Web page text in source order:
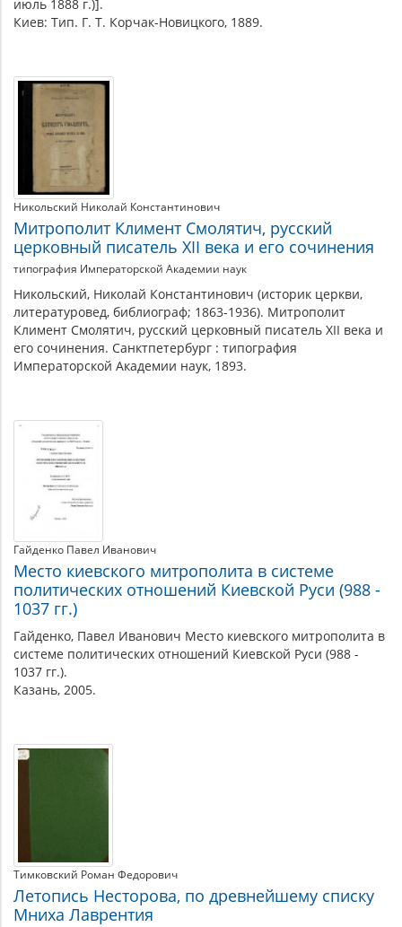
июль 1888 г.)].
Киев: Тип. Г. Т. Корчак-Новицкого, 1889.
Никольский Николай Константинович
Митрополит Климент Смолятич, русский
церковный писатель XII века и его сочинения
типография Императорской Академии наук
Никольский, Николай Константинович (историк церкви,
литературовед, библиограф; 1863-1936). Митрополит
Климент Смолятич, русский церковный писатель XII века и
его сочинения. Санктпетербург : типография
Императорской Академии наук, 1893.
Гайденко Павел Иванович
Место киевского митрополита в системе
политических отношений Киевской Руси (988 -
1037 гг.)
Гайденко, Павел Иванович Место киевского митрополита в
системе политических отношений Киевской Руси (988 -
1037 гг.).
Казань, 2005.
Тимковский Роман Федорович
Летопись Несторова, по древнейшему списку
Мниха Лаврентия